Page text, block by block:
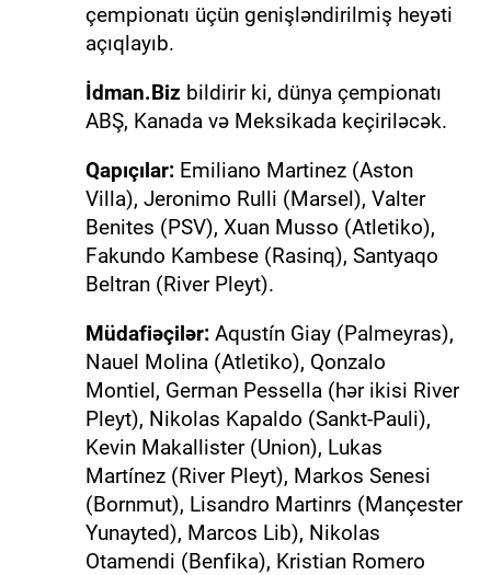
çempionatı üçün genişləndirilmiş heyəti
açıqlayıb.
İdman.Biz bildirir ki, dünya çempionatı
ABŞ, Kanada və Meksikada keçiriləcək.
Qapıçılar:Emiliano Martinez (Aston
Villa), Jeronimo Rulli (Marsel), Valter
Benites (PSV), Xuan Musso (Atletiko),
Fakundo Kambese (Rasinq), Santyaqo
Beltran (River Pleyt).
Müdafiəçilər:Aqustín Giay (Palmeyras),
Nauel Molina (Atletiko), Qonzalo
Montiel, German Pessella (hər ikisi River
Pleyt), Nikolas Kapaldo (Sankt-Pauli),
Kevin Makallister (Union), Lukas
Martínez (River Pleyt), Markos Senesi
(Bornmut), Lisandro Martinrs (Mançester
Yunayted), Marcos Lib), Nikolas
Otamendi (Benfika), Kristian Romero